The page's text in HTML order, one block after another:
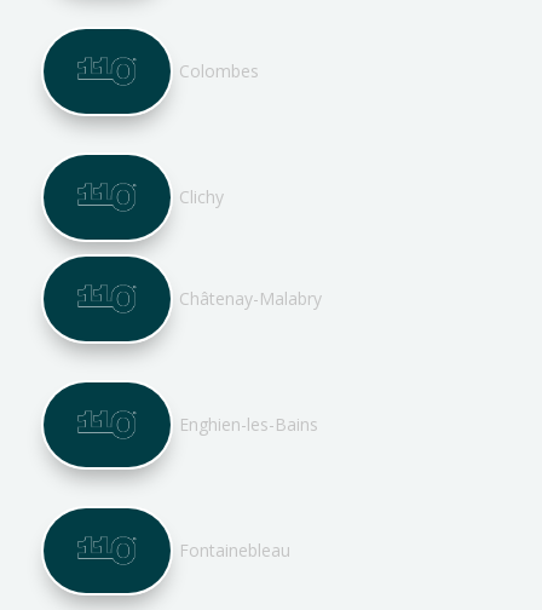
Colombes
Clichy
Châtenay-Malabry
Enghien-les-Bains
Fontainebleau